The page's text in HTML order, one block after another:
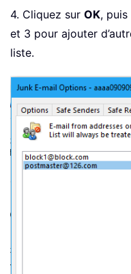
4. Cliquez sur OK,
et 3 pour ajouter
liste.